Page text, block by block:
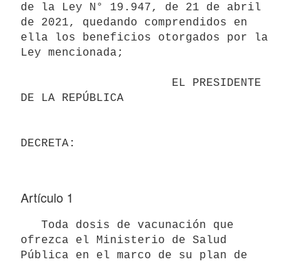
de la Ley N° 19.947, de 21 de abril
de 2021, quedando comprendidos en
ella los beneficios otorgados por la
Ley mencionada;
DE LA REPÚBLICA
Artículo 1
ofrezca el Ministerio de Salud
Pública en el marco de su plan de